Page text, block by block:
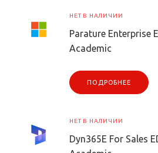
НЕТ В НАЛИЧИИ
Parature Enterprise
Academic
ПОДРОБНЕЕ
НЕТ В НАЛИЧИИ
Dyn365E For Sales